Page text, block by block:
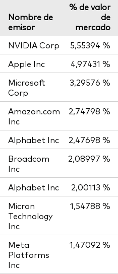
Nombre de
emisor
% de valor
de
mercado
NVIDIA Corp
5,55394 %
Apple Inc
4,97431 %
Microsoft
Corp
3,29576 %
Amazon.com
Inc
2,74798 %
Alphabet Inc 2,47698 %
Broadcom
Inc
2,08997 %
Alphabet Inc 2,00113 %
Micron
Technology
Inc
1,54788 %
Meta
Platforms
Inc
1,47092 %